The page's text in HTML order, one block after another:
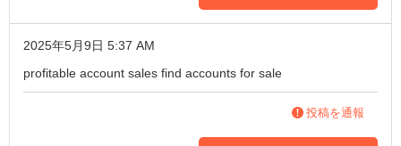
2025年5月9日 5:37 AM
profitable account sales find accounts for sale
投稿を通報